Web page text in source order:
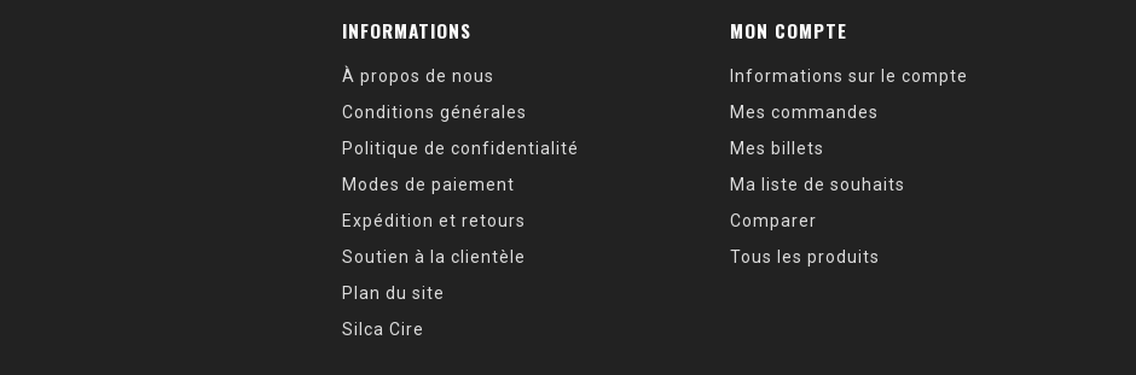
INFORMATIONS
À propos de nous
Conditions générales
Politique de confidentialité
Modes de paiement
Expédition et retours
Soutien à la clientèle
Plan du site
Silca Cire
MON COMPTE
Informations sur le compte
Mes commandes
Mes billets
Ma liste de souhaits
Comparer
Tous les produits